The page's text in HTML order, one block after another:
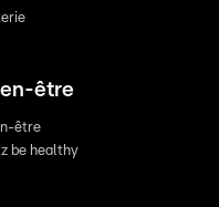
être
être
be healthy